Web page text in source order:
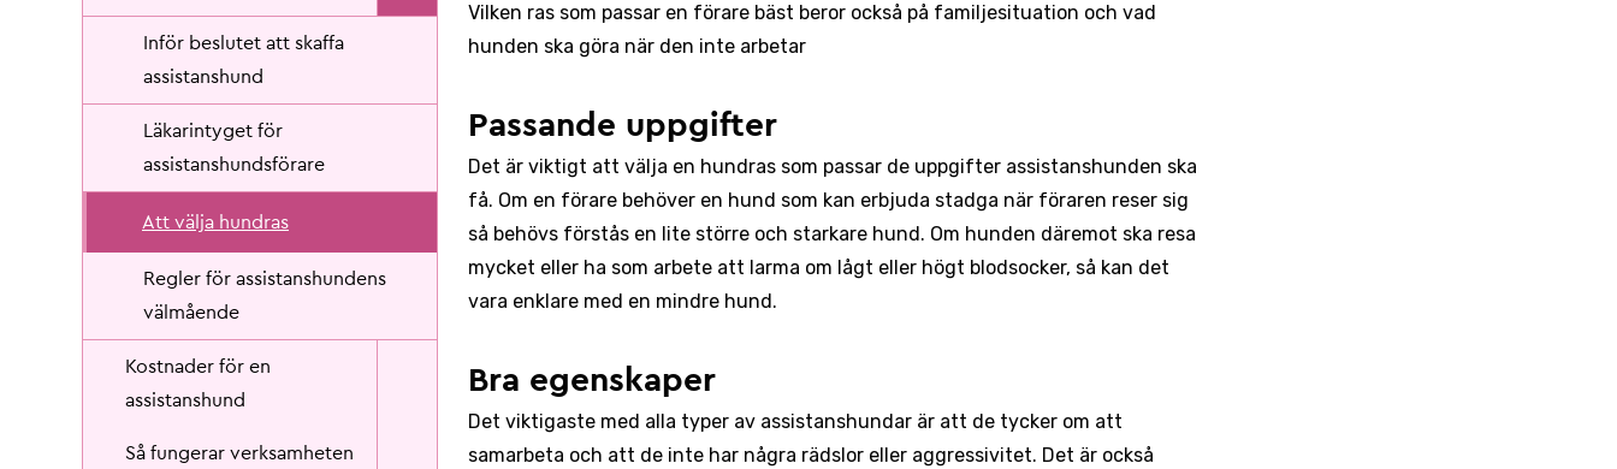
Inför beslutet att skaffa
assistanshund
Läkarintyget för
assistanshundsförare
Att välja hundras
Regler för assistanshundens
välmående
Kostnader för en
assistanshund
Så fungerar verksamheten
Vilken ras som passar en förare bäst beror också på familjesituation och vad
hunden ska göra när den inte arbetar
Passande uppgifter
Det är viktigt att välja en hundras som passar de uppgifter assistanshunden ska
få. Om en förare behöver en hund som kan erbjuda stadga när föraren reser sig
så behövs förstås en lite större och starkare hund. Om hunden däremot ska resa
mycket eller ha som arbete att larma om lågt eller högt blodsocker, så kan det
vara enklare med en mindre hund.
Bra egenskaper
Det viktigaste med alla typer av assistanshundar är att de tycker om att
samarbeta och att de inte har några rädslor eller aggressivitet. Det är också